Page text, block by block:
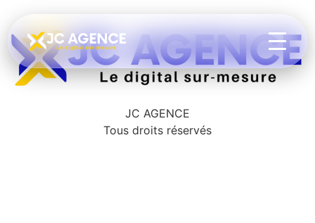
JC AGENCE
Tous droits réservés